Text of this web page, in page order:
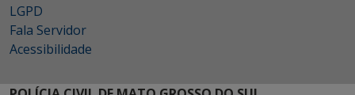
LGPD
Fala Servidor
Acessibilidade